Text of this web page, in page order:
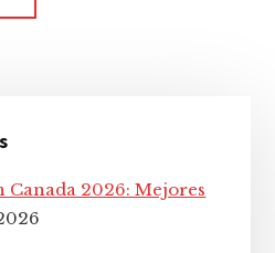
Canada 2026: Mejores